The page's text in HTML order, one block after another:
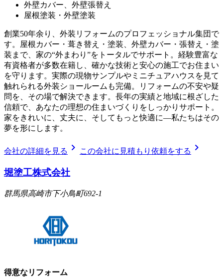
外壁カバー、外壁張替え
屋根塗装・外壁塗装
創業50年余り、外装リフォームのプロフェッショナル集団で
す。屋根カバー・葺き替え・塗装、外壁カバー・張替え・塗
装まで、家の“外まわり”をトータルでサポート。経験豊富な
有資格者が多数在籍し、確かな技術と安心の施工でお住まい
を守ります。実際の現物サンプルやミニチュアハウスを見て
触れられる外装ショールームも完備。リフォームの不安や疑
問を、その場で解決できます。長年の実績と地域に根ざした
信頼で、あなたの理想の住まいづくりをしっかりサポート。
家をきれいに、丈夫に、そしてもっと快適に—私たちはその
夢を形にします。
会社の詳細を見る chevron_right この会社に見積もり依頼をする chevron_right
堀塗工株式会社
群馬県高崎市下小鳥町692-1
得意なリフォーム